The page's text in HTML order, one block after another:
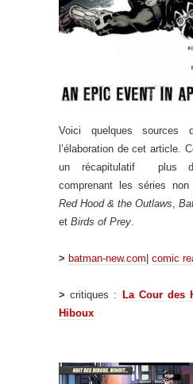
Voici quelques sources
l’élaboration de cet article.
un récapitulatif plus
comprenant les séries
Red Hood & the Outlaws
et Birds of Prey
> batman-new.com comic
> critiques : La Cour des
Hiboux